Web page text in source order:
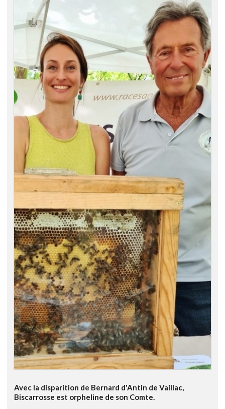
Avec la disparition de Bernard d'Antin de Vaillac,
Biscarrosse est orpheline de son Comte.